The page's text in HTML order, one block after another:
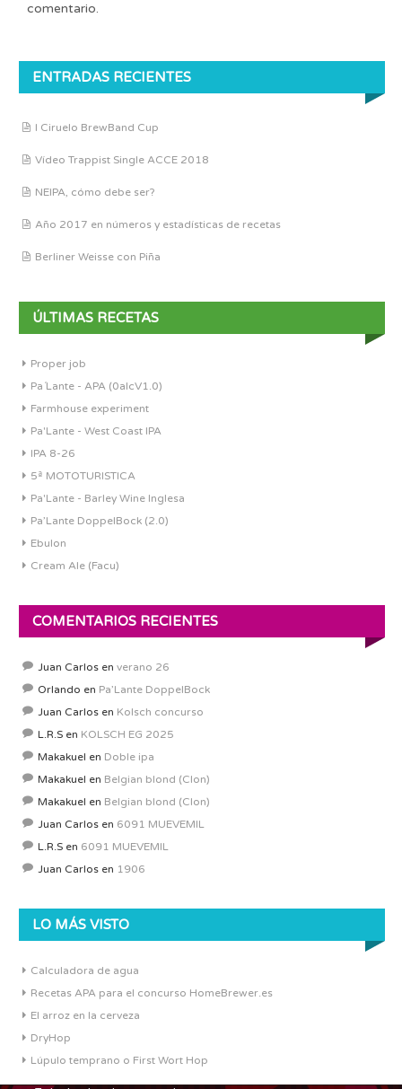
comentario.
ENTRADAS RECIENTES
I Ciruelo BrewBand Cup
Vídeo Trappist Single ACCE 2018
NEIPA, cómo debe ser?
Año 2017 en números y estadísticas de recetas
Berliner Weisse con Piña
ÚLTIMAS RECETAS
Proper job
Pa´Lante - APA (0alcV1.0)
Farmhouse experiment
Pa'Lante - West Coast IPA
IPA 8-26
5ª MOTOTURISTICA
Pa'Lante - Barley Wine Inglesa
Pa’Lante DoppelBock (2.0)
Ebulon
Cream Ale (Facu)
COMENTARIOS RECIENTES
Juan Carlos en verano 26
Orlando en Pa’Lante DoppelBock
Juan Carlos en Kolsch concurso
L.R.S en KOLSCH EG 2025
Makakuel en Doble ipa
Makakuel en Belgian blond (Clon)
Makakuel en Belgian blond (Clon)
Juan Carlos en 6091 MUEVEMIL
L.R.S en 6091 MUEVEMIL
Juan Carlos en 1906
LO MÁS VISTO
Calculadora de agua
Recetas APA para el concurso HomeBrewer.es
El arroz en la cerveza
DryHop
Lúpulo temprano o First Wort Hop